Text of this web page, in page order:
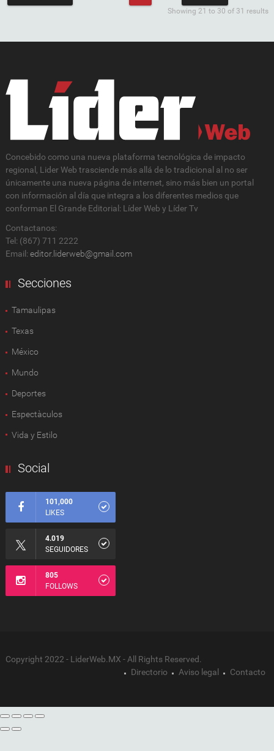
Showing 21 to 30 of 31 results
Concebido como una nueva plataforma tecnológica de impacto
regional, Lider Web trasciende más allá de lo tradicional al no ser
únicamente una nueva página de internet, sino más bien un portal
con información al día que integra a los diferentes medios que
conforman El Grande Editorial: Líder Web y Líder Tv
Contactanos:
Tel: (867) 711 2222
Email: editor.liderweb@gmail.com
Secciones
Tamaulipas
Texas
México
Mundo
Deportes
Espectàculos
Vida y Estilo
Social
101,000
LIKES
4.019
SEGUIDORES
805
FOLLOWS
Copyright 2022 - LiderWeb.MX - All Rights Reserved.
Directorio
Aviso legal Contacto